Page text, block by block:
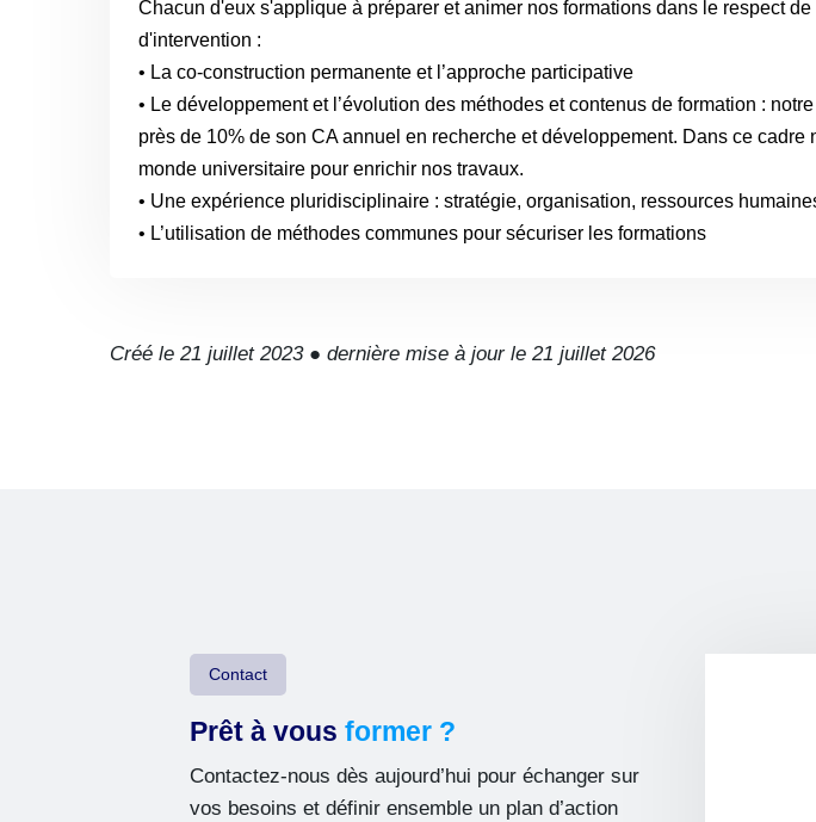
Chacun d'eux s'applique à préparer et animer nos formations dans le respect
d'intervention :
• La co-construction permanente et l’approche participative
• Le développement et l’évolution des méthodes et contenus de formation :
près de 10% de son CA annuel en recherche et développement. Dans ce cadre
monde universitaire pour enrichir nos travaux.
• Une expérience pluridisciplinaire : stratégie, organisation, ressources
• L’utilisation de méthodes communes pour sécuriser les formations
Créé le 21 juillet 2023 ● dernière mise à jour le 21 juillet 2026
Contact
Prêt à vous former ?
Contactez-nous dès aujourd’hui pour échanger sur
vos besoins et définir ensemble un plan d’action